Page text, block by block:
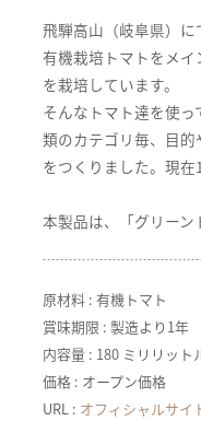
飛騨高山（岐阜県）
有機栽培トマトをメ
を栽培しています。
そんなトマト達を使
類のカテゴリ毎、目
をつくりました。現在
本製品は、「グリーン
原材料 : 有機トマト
賞味期限 : 製造より1年
内容量 : 180 ミリリット
価格 : オープン価格
URL : オフィシャルサイ